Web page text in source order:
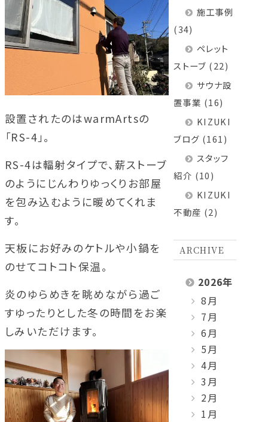
設置されたのはwarmArtsの
「RS-4」。
RS-4は輻射タイプで、薪ストーブ
のようにじんわりゆっくりお部屋
を包み込むように暖めてくれま
す。
天板にお好みのケトルや小鍋を
のせてコトコト保温。
炎のゆらめきを眺めながら過ご
すゆったりとした冬の時間をお楽
しみいただけます。
施工事例
(34)
ペレット
ストーブ (22)
サウナ設
置事業 (16)
KIZUKI
ブログ (161)
スタッフ
紹介 (10)
KIZUKI
不動産 (2)
ARCHIVE
2026年
8月
7月
6月
5月
4月
3月
2月
1月